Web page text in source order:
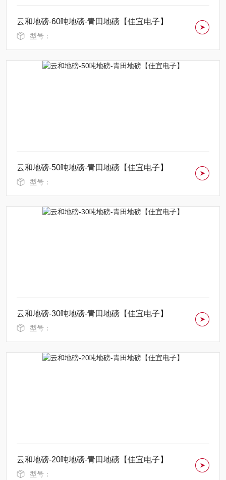
云和地磅-60吨地磅-青田地磅【佳宜电子】
型号：
云和地磅-50吨地磅-青田地磅【佳宜电子】
型号：
云和地磅-30吨地磅-青田地磅【佳宜电子】
型号：
云和地磅-20吨地磅-青田地磅【佳宜电子】
型号：